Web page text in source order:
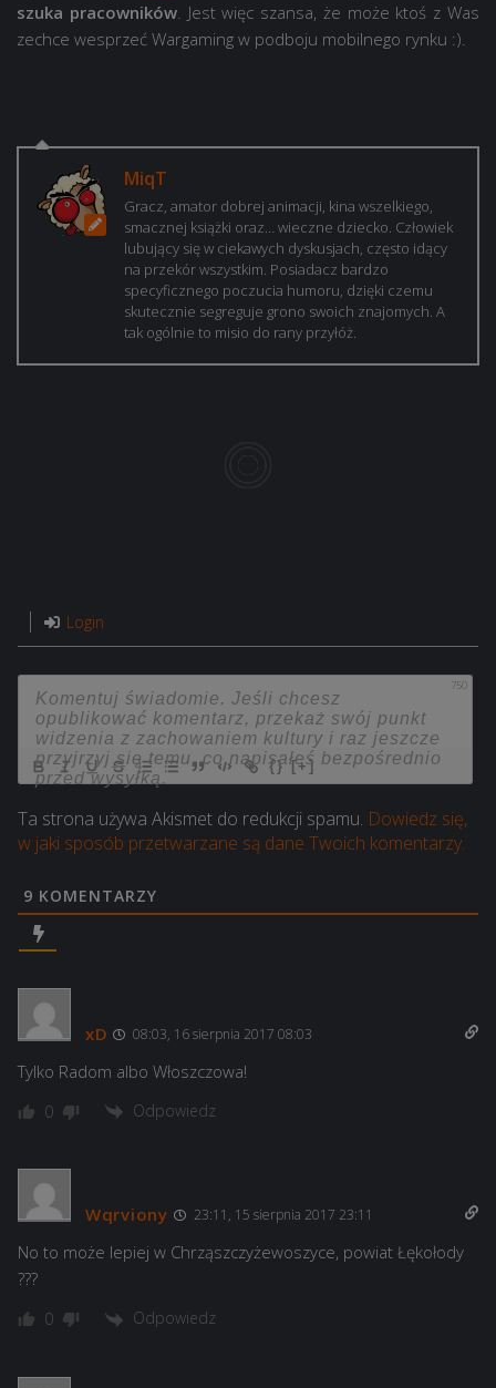
szuka pracowników. Jest więc szansa, że może ktoś z Was
zechce wesprzeć Wargaming w podboju mobilnego rynku :).
MiqT
Gracz, amator dobrej animacji, kina wszelkiego,
smacznej książki oraz… wieczne dziecko. Człowiek
lubujący się w ciekawych dyskusjach, często idący
na przekór wszystkim. Posiadacz bardzo
specyficznego poczucia humoru, dzięki czemu
skutecznie segreguje grono swoich znajomych. A
tak ogólnie to misio do rany przyłóż.
Login
750
{} [+]
Ta strona używa Akismet do redukcji spamu. Dowiedz się,
w jaki sposób przetwarzane są dane Twoich komentarzy.
9 KOMENTARZY
xD 08:03, 16 sierpnia 2017 08:03
Tylko Radom albo Włoszczowa!
0 Odpowiedz
Wqrviony 23:11, 15 sierpnia 2017 23:11
No to może lepiej w Chrząszczyżewoszyce, powiat Łękołody
???
0 Odpowiedz